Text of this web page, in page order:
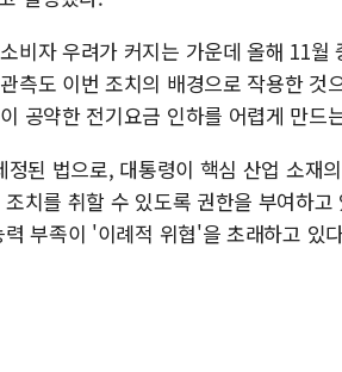
비자 우려가 커지는 가운데 올해 11월
측도 이번 조치의 배경으로 작용한 것
공약한 전기요금 인하를 어렵게 만드
된 법으로, 대통령이 핵심 산업 소재
치를 취할 수 있도록 권한을 부여하
부족이 '이례적 위협'을 초래하고 있